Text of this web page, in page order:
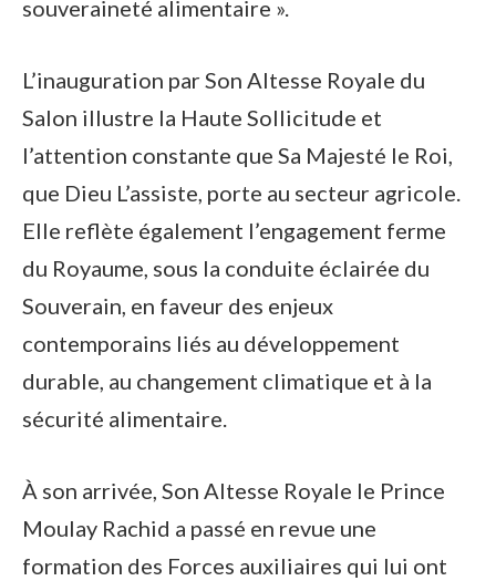
souveraineté alimentaire ».
L’inauguration par Son Altesse Royale du
Salon illustre la Haute Sollicitude et
l’attention constante que Sa Majesté le Roi,
que Dieu L’assiste, porte au secteur agricole.
Elle reflète également l’engagement ferme
du Royaume, sous la conduite éclairée du
Souverain, en faveur des enjeux
contemporains liés au développement
durable, au changement climatique et à la
sécurité alimentaire.
À son arrivée, Son Altesse Royale le Prince
Moulay Rachid a passé en revue une
formation des Forces auxiliaires qui lui ont